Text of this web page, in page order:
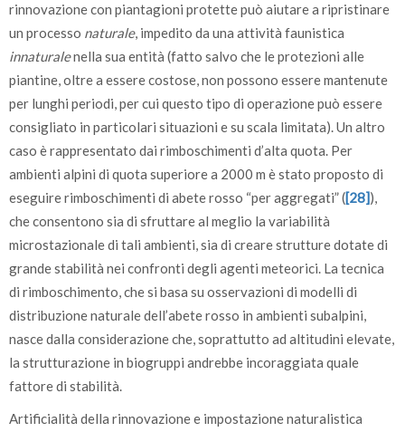
rinnovazione con piantagioni protette può aiutare a ripristinare
un processo naturale, impedito da una attività faunistica
innaturalenella sua entità (fatto salvo che le protezioni alle
piantine, oltre a essere costose, non possono essere mantenute
per lunghi periodi, per cui questo tipo di operazione può essere
consigliato in particolari situazioni e su scala limitata). Un altro
caso è rappresentato dai rimboschimenti d’alta quota. Per
ambienti alpini di quota superiore a 2000 m è stato proposto di
eseguire rimboschimenti di abete rosso “per aggregati” ([28]),
che consentono sia di sfruttare al meglio la variabilità
microstazionale di tali ambienti, sia di creare strutture dotate di
grande stabilità nei confronti degli agenti meteorici. La tecnica
di rimboschimento, che si basa su osservazioni di modelli di
distribuzione naturale dell’abete rosso in ambienti subalpini,
nasce dalla considerazione che, soprattutto ad altitudini elevate,
la strutturazione in biogruppi andrebbe incoraggiata quale
fattore di stabilità.
Artificialità della rinnovazione e impostazione naturalistica